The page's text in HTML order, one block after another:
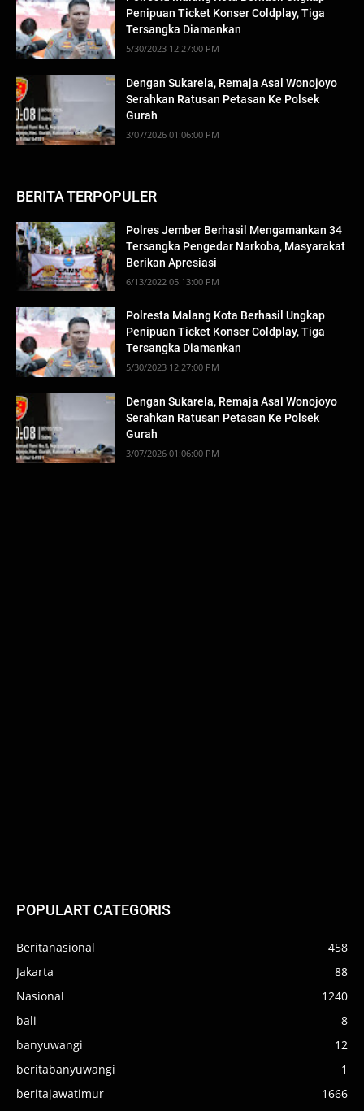
Penipuan Ticket Konser Coldplay, Tiga
Tersangka Diamankan
5/30/2023 12:27:00 PM
Dengan Sukarela, Remaja Asal Wonojoyo
Serahkan Ratusan Petasan Ke Polsek
Gurah
3/07/2026 01:06:00 PM
BERITA TERPOPULER
Polres Jember Berhasil Mengamankan 34
Tersangka Pengedar Narkoba, Masyarakat
Berikan Apresiasi
6/13/2022 05:13:00 PM
Polresta Malang Kota Berhasil Ungkap
Penipuan Ticket Konser Coldplay, Tiga
Tersangka Diamankan
5/30/2023 12:27:00 PM
Dengan Sukarela, Remaja Asal Wonojoyo
Serahkan Ratusan Petasan Ke Polsek
Gurah
3/07/2026 01:06:00 PM
POPULART CATEGORIS
Beritanasional
458
Jakarta
88
Nasional
1240
bali
8
banyuwangi
12
beritabanyuwangi
1
beritajawatimur
1666